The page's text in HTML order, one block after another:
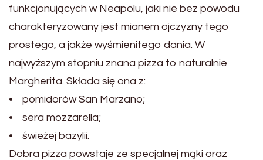
funkcjonujących w Neapolu, jaki nie bez powodu
charakteryzowany jest mianem ojczyzny tego
prostego, a jakże wyśmienitego dania. W
najwyższym stopniu znana pizza to naturalnie
Margherita. Składa się ona z:
• pomidorów San Marzano;
• sera mozzarella;
• świeżej bazylii.
Dobra pizza powstaje ze specjalnej mąki oraz